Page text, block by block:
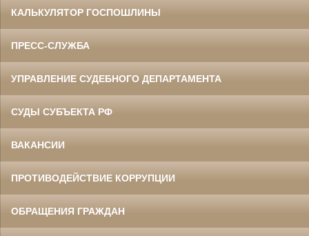
КАЛЬКУЛЯТОР ГОСПОШЛИНЫ
ПРЕСС-СЛУЖБА
УПРАВЛЕНИЕ СУДЕБНОГО ДЕПАРТАМЕНТА
СУДЫ СУБЪЕКТА РФ
ВАКАНСИИ
ПРОТИВОДЕЙСТВИЕ КОРРУПЦИИ
ОБРАЩЕНИЯ ГРАЖДАН